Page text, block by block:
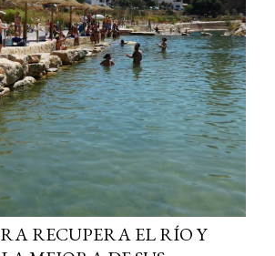
RECUPERA EL RÍO Y